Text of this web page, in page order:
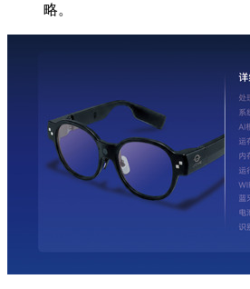
略。